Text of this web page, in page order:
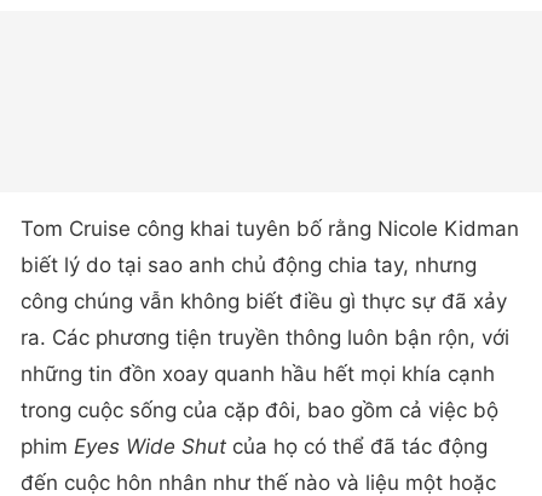
Tom Cruise công khai tuyên bố rằng Nicole Kidman
biết lý do tại sao anh chủ động chia tay, nhưng
công chúng vẫn không biết điều gì thực sự đã xảy
ra. Các phương tiện truyền thông luôn bận rộn, với
những tin đồn xoay quanh hầu hết mọi khía cạnh
trong cuộc sống của cặp đôi, bao gồm cả việc bộ
phim Eyes Wide Shut của họ có thể đã tác động
đến cuộc hôn nhân như thế nào và liệu một hoặc